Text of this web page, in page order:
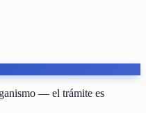
— el trámite es